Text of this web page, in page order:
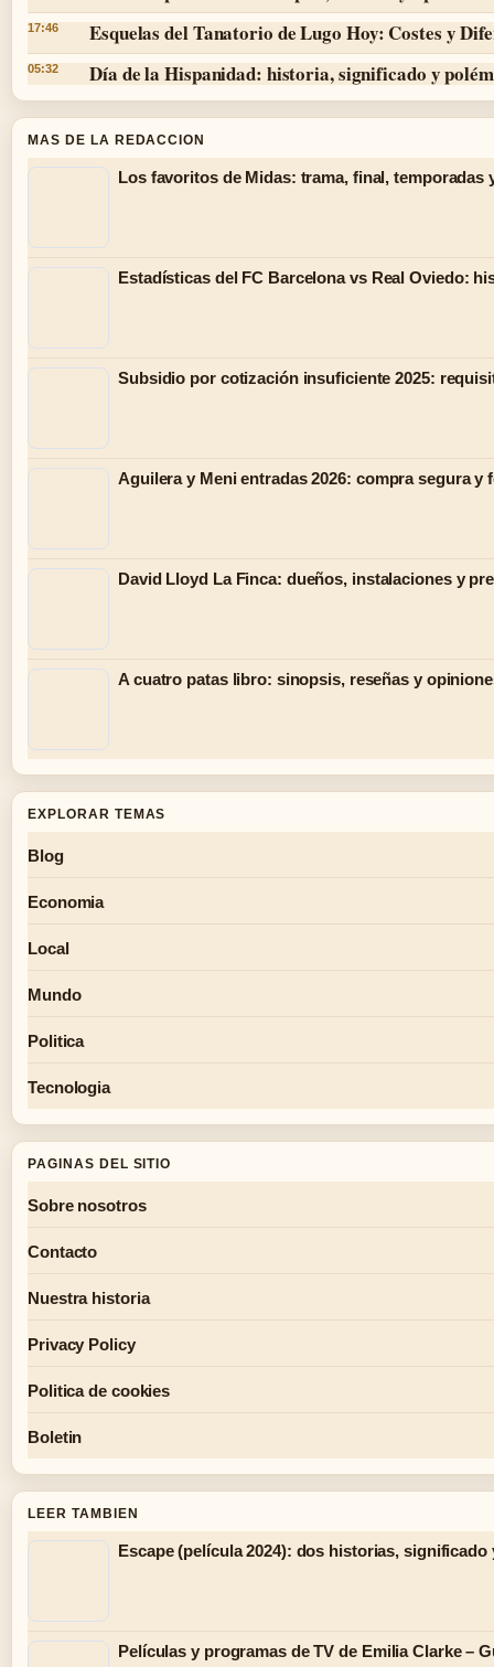
17:46 Esquelas del Tanatorio de Lugo Hoy: Costes y
05:32 Día de la Hispanidad: historia, significado y
MAS DE LA REDACCION
Los favoritos de Midas: trama, final, temporadas
Estadísticas del FC Barcelona vs Real Oviedo:
Subsidio por cotización insuficiente 2025:
Aguilera y Meni entradas 2026: compra segura y
David Lloyd La Finca: dueños, instalaciones y
A cuatro patas libro: sinopsis, reseñas y
EXPLORAR TEMAS
Blog
Economia
Local
Mundo
Politica
Tecnologia
PAGINAS DEL SITIO
Sobre nosotros
Contacto
Nuestra historia
Privacy Policy
Politica de cookies
Boletin
LEER TAMBIEN
Escape (película 2024): dos historias, significado
Películas y programas de TV de Emilia Clarke –